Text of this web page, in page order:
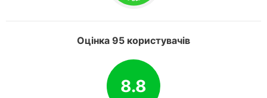
Оцінка 95 користувачів
8.8